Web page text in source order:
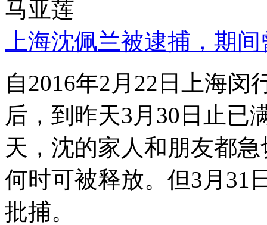
马亚莲
上海沈佩兰被逮捕，期
自2016年2月22日上海
后，到昨天3月30日止已
天，沈的家人和朋友都
何时可被释放。但3月31
批捕。